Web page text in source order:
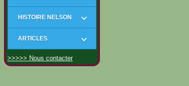
HISTOIRE NELSON
ARTICLES
>>>>> Nous contacter